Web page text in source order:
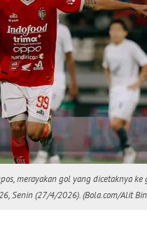
merayakan gol yang dicetaknya
Senin (27/4/2026). (Bola.com/Alit